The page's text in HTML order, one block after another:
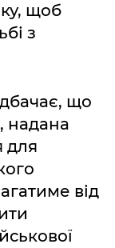
щоб
з
що
надана
для
від